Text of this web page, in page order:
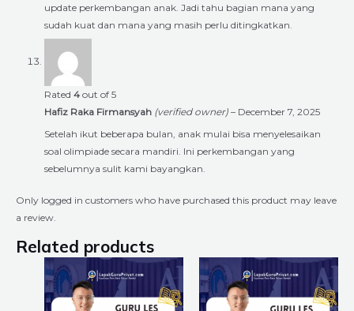
update perkembangan anak. Jadi tahu bagian mana yang
sudah kuat dan mana yang masih perlu ditingkatkan.
Rated 4 out of 5
Hafiz Raka Firmansyah (verified owner) – December 7, 2025
Setelah ikut beberapa bulan, anak mulai bisa menyelesaikan
soal olimpiade secara mandiri. Ini perkembangan yang
sebelumnya sulit kami bayangkan.
Only logged in customers who have purchased this product may leave
a review.
Related products
Price
range:
Rp225.000
through
Rp8.400.000
This
product
has
Price
range:
Rp225.000
through
Rp8.400.000
This
product
has